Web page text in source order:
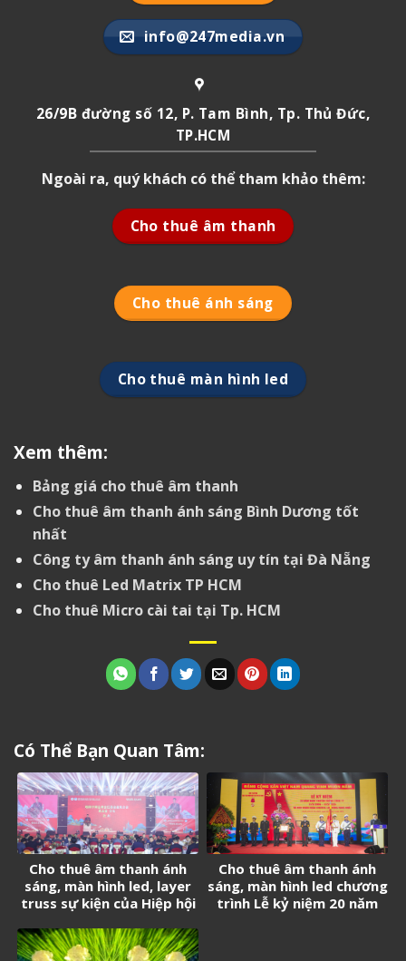
info@247media.vn
26/9B đường số 12, P. Tam Bình, Tp. Thủ Đức,
TP.HCM
Ngoài ra, quý khách có thể tham khảo thêm:
Cho thuê âm thanh
Cho thuê ánh sáng
Cho thuê màn hình led
Xem thêm:
Bảng giá cho thuê âm thanh
Cho thuê âm thanh ánh sáng Bình Dương tốt
nhất
Công ty âm thanh ánh sáng uy tín tại Đà Nẵng
Cho thuê Led Matrix TP HCM
Cho thuê Micro cài tai tại Tp. HCM
Có Thể Bạn Quan Tâm:
Cho thuê âm thanh ánh
sáng, màn hình led, layer
truss sự kiện của Hiệp hội
tại Việt Nam
Cho thuê âm thanh ánh
sáng, màn hình led chương
trình Lễ kỷ niệm 20 năm